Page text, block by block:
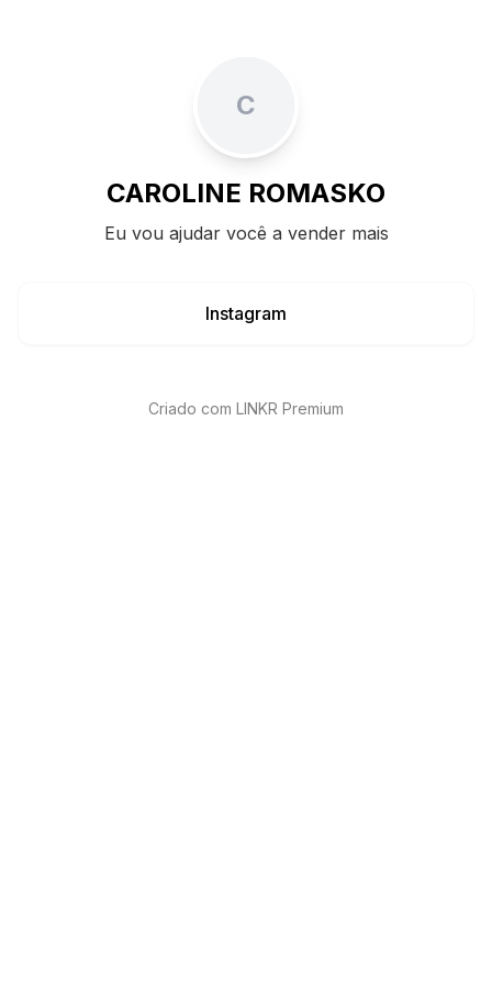
C
CAROLINE ROMASKO
Eu vou ajudar você a vender mais
Instagram
Criado com LINKR Premium